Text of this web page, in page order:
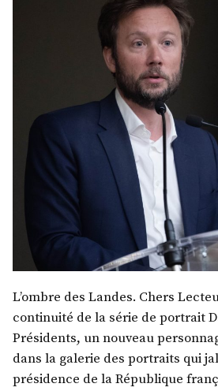
L’ombre des Landes. Chers
continuité de la série de portrait
Présidents, un nouveau
dans la galerie des portraits qui
présidence de la République